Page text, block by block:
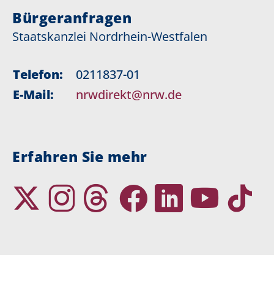
Bürgeranfragen
Staatskanzlei Nordrhein-Westfalen
Telefon:
0211837-01
E-Mail:
nrwdirekt@nrw.de
Erfahren Sie mehr